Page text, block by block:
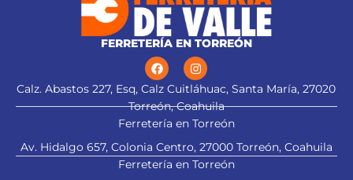
FERRETERÍA EN TORREÓN
Calz. Abastos 227, Esq, Calz Cuitláhuac, Santa María, 27020
Torreón, Coahuila
Ferretería en Torreón
Av. Hidalgo 657, Colonia Centro, 27000 Torreón, Coahuila
Ferretería en Torreón